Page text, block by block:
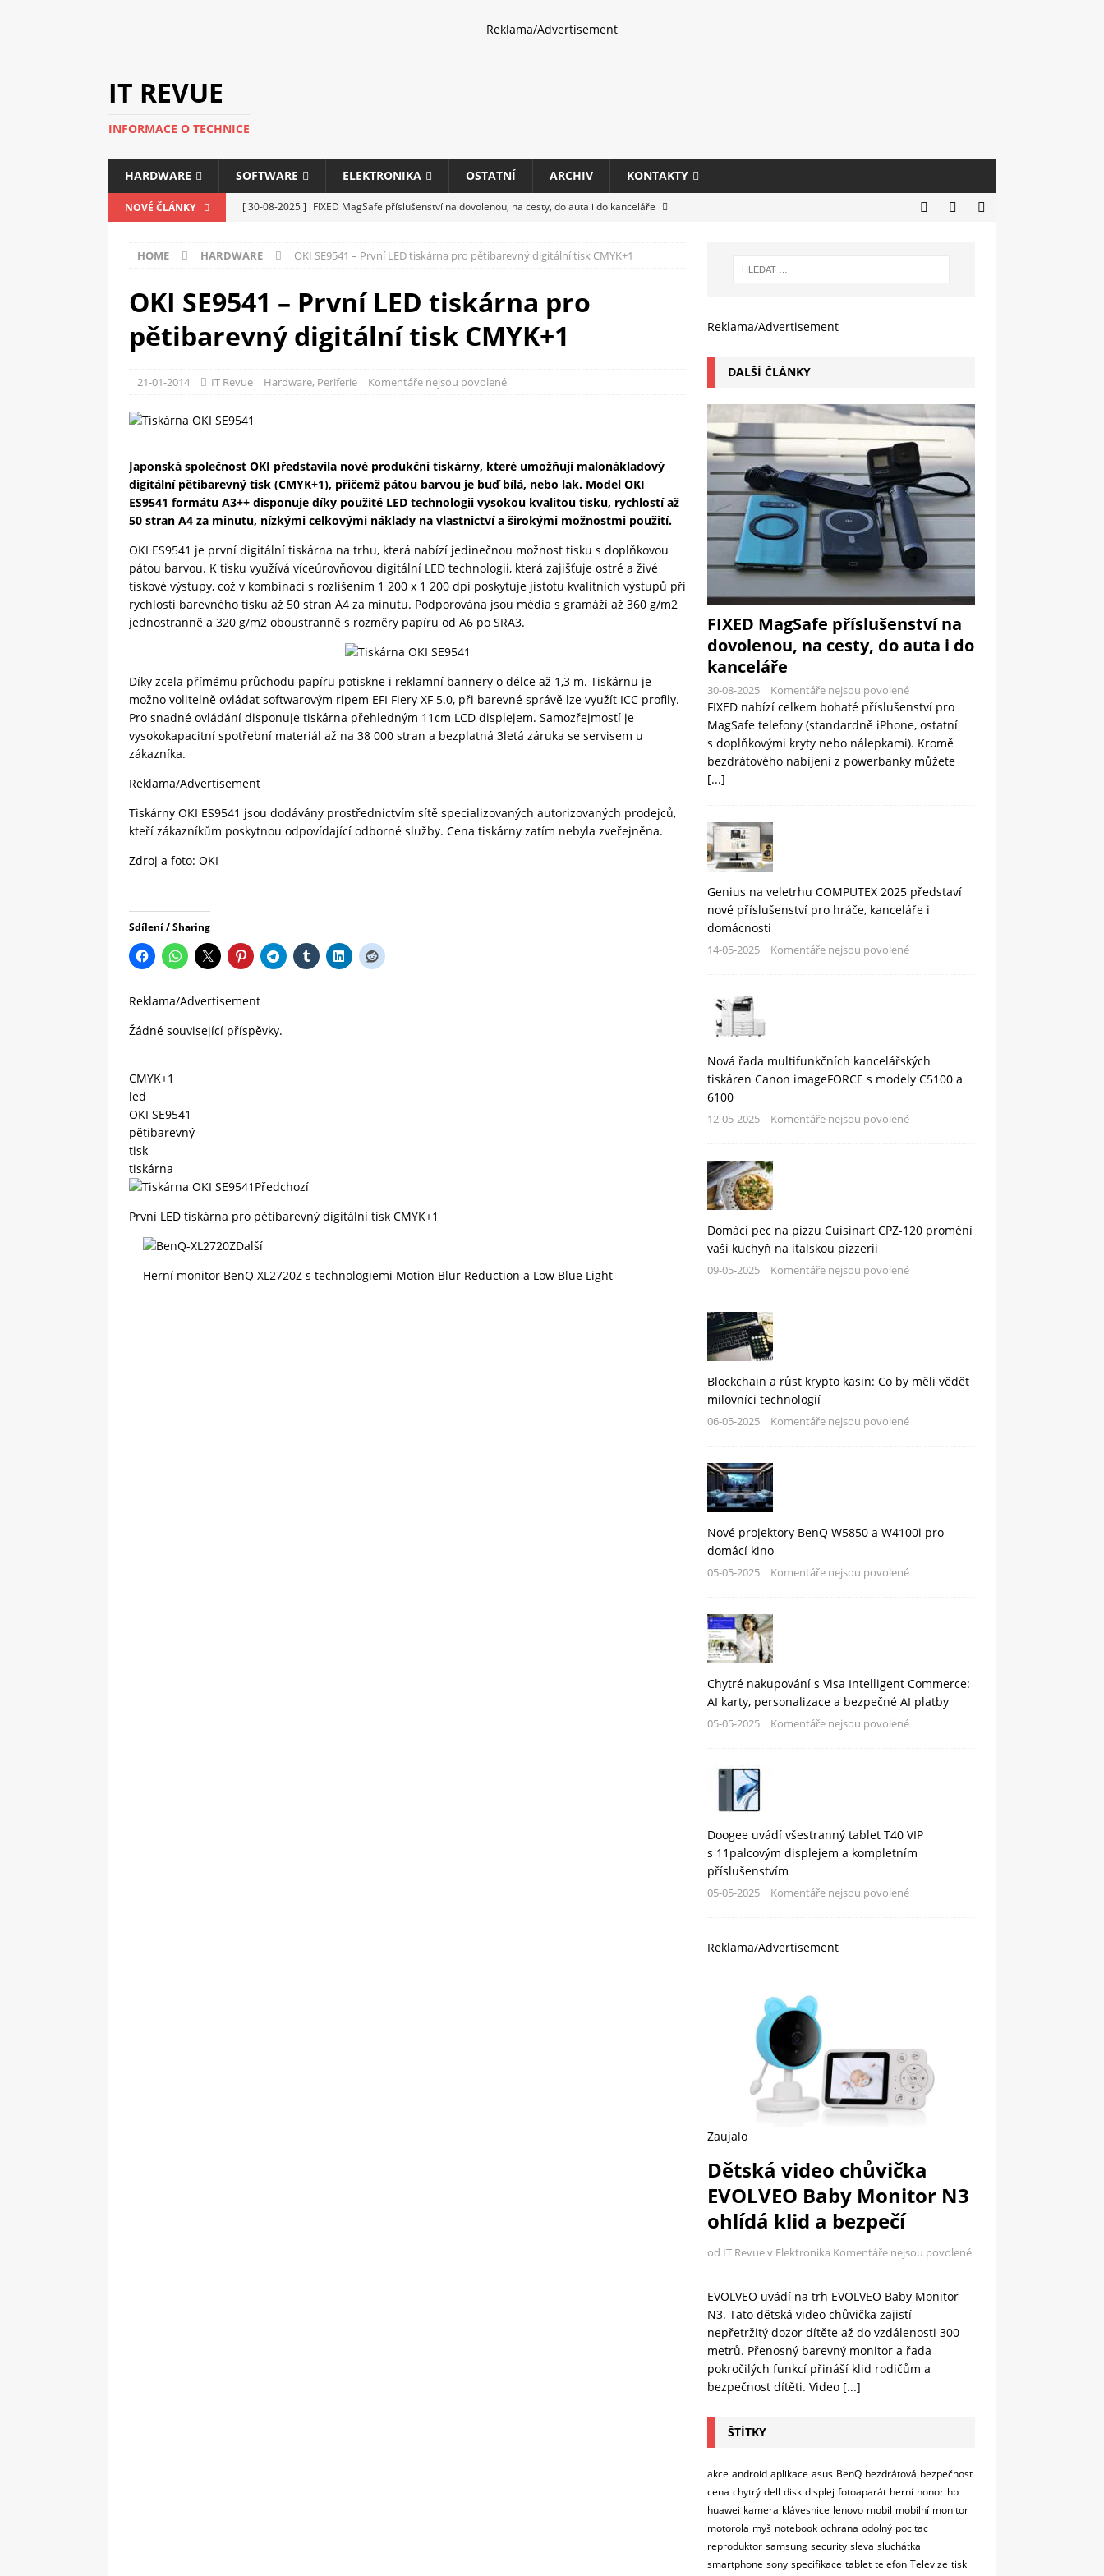
Reklama/Advertisement
IT REVUE
INFORMACE O TECHNICE
HARDWARE SOFTWARE ELEKTRONIKA OSTATNÍ ARCHIV KONTAKTY
NOVÉ ČLÁNKY [ 30-08-2025 ] FIXED MagSafe příslušenství na dovolenou, na cesty, do auta i do kanceláře
[ 14-05-2025 ] Genius na veletrhu COMPUTEX 2025 představí nové příslušenství pro hráče,
kanceláře i domácnosti
HARDWARE
Nová řada multifunkčních kancelářských tiskáren Canon imageFORCE s modely
C5100 a 6100
PERIFERIE
HOME HARDWARE OKI SE9541 – První LED tiskárna pro pětibarevný digitální tisk CMYK+1
OKI SE9541 – První LED tiskárna pro
pětibarevný digitální tisk CMYK+1
21-01-2014 IT Revue Hardware, Periferie Komentáře nejsou povolené
Japonská společnost OKI představila nové produkční tiskárny, které umožňují malonákladový
digitální pětibarevný tisk (CMYK+1), přičemž pátou barvou je buď bílá, nebo lak. Model OKI
ES9541 formátu A3++ disponuje díky použité LED technologii vysokou kvalitou tisku, rychlostí až
50 stran A4 za minutu, nízkými celkovými náklady na vlastnictví a širokými možnostmi použití.
OKI ES9541 je první digitální tiskárna na trhu, která nabízí jedinečnou možnost tisku s doplňkovou
pátou barvou. K tisku využívá víceúrovňovou digitální LED technologii, která zajišťuje ostré a živé
tiskové výstupy, což v kombinaci s rozlišením 1 200 x 1 200 dpi poskytuje jistotu kvalitních výstupů při
rychlosti barevného tisku až 50 stran A4 za minutu. Podporována jsou média s gramáží až 360 g/m2
jednostranně a 320 g/m2 oboustranně s rozměry papíru od A6 po SRA3.
Díky zcela přímému průchodu papíru potiskne i reklamní bannery o délce až 1,3 m. Tiskárnu je
možno volitelně ovládat softwarovým ripem EFI Fiery XF 5.0, při barevné správě lze využít ICC profily.
Pro snadné ovládání disponuje tiskárna přehledným 11cm LCD displejem. Samozřejmostí je
vysokokapacitní spotřební materiál až na 38 000 stran a bezplatná 3letá záruka se servisem u
zákazníka.
Reklama/Advertisement
Tiskárny OKI ES9541 jsou dodávány prostřednictvím sítě specializovaných autorizovaných prodejců,
kteří zákazníkům poskytnou odpovídající odborné služby. Cena tiskárny zatím nebyla zveřejněna.
Zdroj a foto: OKI
Sdílení / Sharing
Reklama/Advertisement
Žádné související příspěvky.
CMYK+1
led
OKI SE9541
pětibarevný
tisk
tiskárna
Předchozí
První LED tiskárna pro pětibarevný digitální tisk CMYK+1
Další
Herní monitor BenQ XL2720Z s technologiemi Motion Blur Reduction a Low Blue Light
Reklama/Advertisement
DALŠÍ ČLÁNKY
FIXED MagSafe příslušenství na
dovolenou, na cesty, do auta i do
kanceláře
30-08-2025 Komentáře nejsou povolené
FIXED nabízí celkem bohaté příslušenství pro
MagSafe telefony (standardně iPhone, ostatní
s doplňkovými kryty nebo nálepkami). Kromě
bezdrátového nabíjení z powerbanky můžete
[...]
Genius na veletrhu COMPUTEX 2025 představí
nové příslušenství pro hráče, kanceláře i
domácnosti
14-05-2025 Komentáře nejsou povolené
Nová řada multifunkčních kancelářských
tiskáren Canon imageFORCE s modely C5100 a
6100
12-05-2025 Komentáře nejsou povolené
Domácí pec na pizzu Cuisinart CPZ-120 promění
vaši kuchyň na italskou pizzerii
09-05-2025 Komentáře nejsou povolené
Blockchain a růst krypto kasin: Co by měli vědět
milovníci technologií
06-05-2025 Komentáře nejsou povolené
Nové projektory BenQ W5850 a W4100i pro
domácí kino
05-05-2025 Komentáře nejsou povolené
Chytré nakupování s Visa Intelligent Commerce:
AI karty, personalizace a bezpečné AI platby
05-05-2025 Komentáře nejsou povolené
Doogee uvádí všestranný tablet T40 VIP
s 11palcovým displejem a kompletním
příslušenstvím
05-05-2025 Komentáře nejsou povolené
Reklama/Advertisement
Zaujalo
Dětská video chůvička
EVOLVEO Baby Monitor N3
ohlídá klid a bezpečí
od IT Revue v Elektronika Komentáře nejsou povolené
EVOLVEO uvádí na trh EVOLVEO Baby Monitor
N3. Tato dětská video chůvička zajistí
nepřetržitý dozor dítěte až do vzdálenosti 300
metrů. Přenosný barevný monitor a řada
pokročilých funkcí přináší klid rodičům a
bezpečnost dítěti. Video [...]
ŠTÍTKY
akce android aplikace asus BenQ bezdrátová bezpečnost
cena chytrý dell disk displej fotoaparát herní honor hp
huawei kamera klávesnice lenovo mobil mobilní monitor
motorola myš notebook ochrana odolný pocitac
reproduktor samsung security sleva sluchátka
smartphone sony specifikace tablet telefon Televize tisk